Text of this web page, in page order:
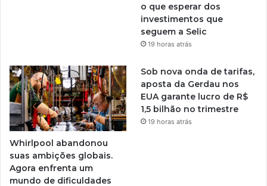
o que esperar dos
investimentos que
seguem a Selic
19 horas atrás
Whirlpool abandonou
suas ambições globais.
Agora enfrenta um
mundo de dificuldades
Sob nova onda de tarifas,
aposta da Gerdau nos
EUA garante lucro de R$
1,5 bilhão no trimestre
19 horas atrás